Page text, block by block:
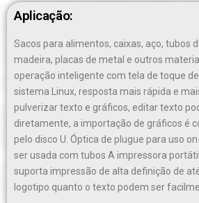
Aplicação:
Sacos para alimentos, caixas, aço, tubos
madeira, placas de metal e outros
operação inteligente com tela de toque
sistema Linux, resposta mais rápida e
pulverizar texto e gráficos, editar texto
diretamente, a importação de gráficos é
pelo disco U. Óptica de plugue para uso
ser usada com tubos A impressora
suporta impressão de alta definição de
logotipo quanto o texto podem ser